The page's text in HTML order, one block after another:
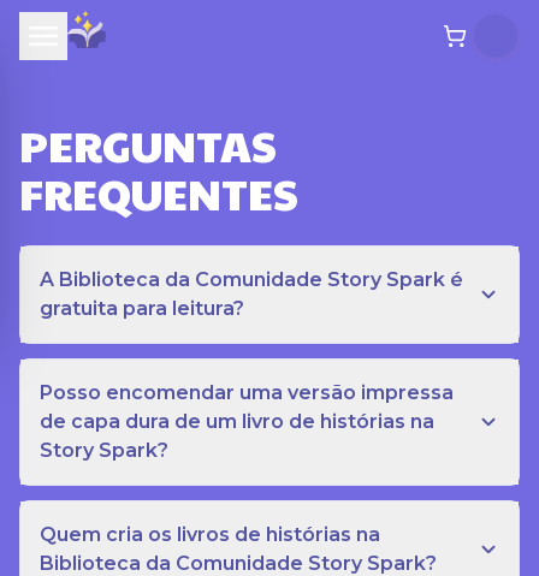
PERGUNTAS
FREQUENTES
A Biblioteca da Comunidade Story Spark é
gratuita para leitura?
Posso encomendar uma versão impressa
de capa dura de um livro de histórias na
Story Spark?
Quem cria os livros de histórias na
Biblioteca da Comunidade Story Spark?